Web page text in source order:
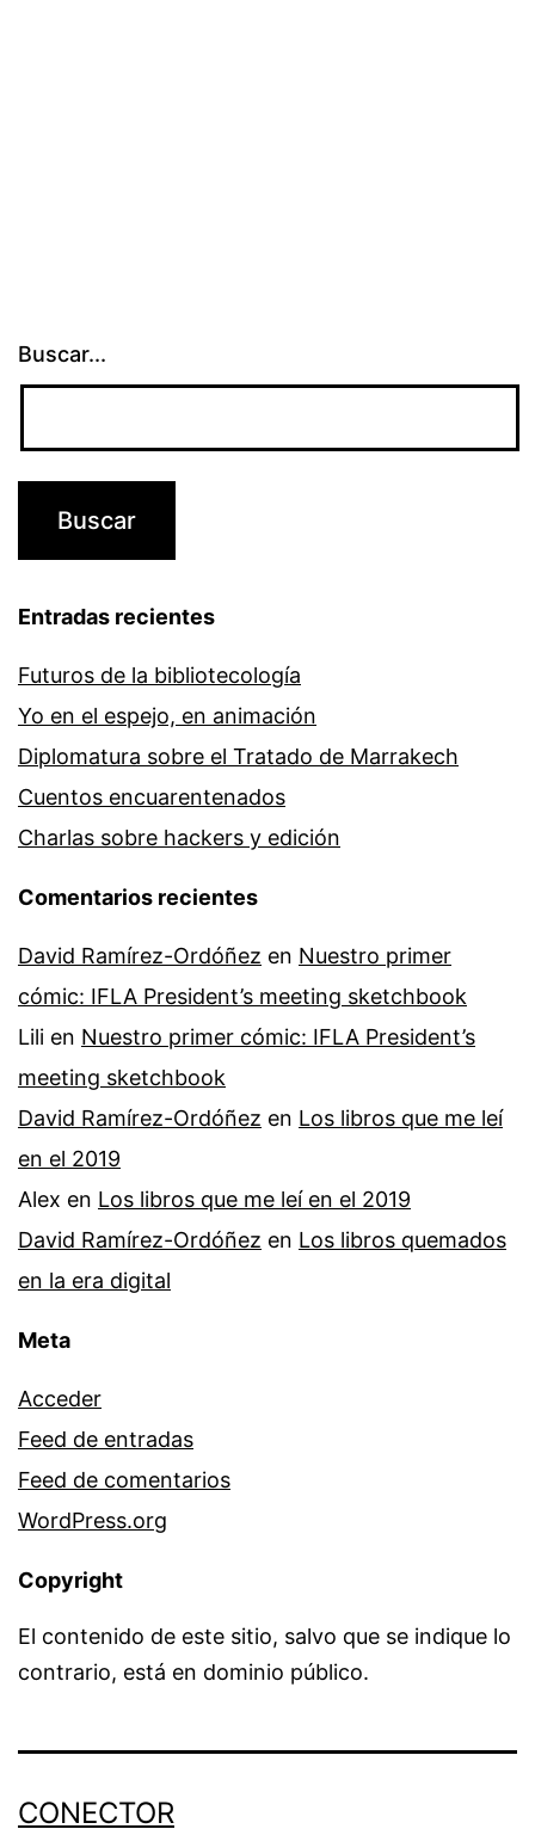
Buscar...
Entradas recientes
Futuros de la bibliotecología
Yo en el espejo, en animación
Diplomatura sobre el Tratado de Marrakech
Cuentos encuarentenados
Charlas sobre hackers y edición
Comentarios recientes
David Ramírez-Ordóñez en Nuestro primer
cómic: IFLA President’s meeting sketchbook
Lili en Nuestro primer cómic: IFLA President’s
meeting sketchbook
David Ramírez-Ordóñez en Los libros que me leí
en el 2019
Alex en Los libros que me leí en el 2019
David Ramírez-Ordóñez en Los libros quemados
en la era digital
Meta
Acceder
Feed de entradas
Feed de comentarios
WordPress.org
Copyright
El contenido de este sitio, salvo que se indique lo
contrario, está en dominio público.
CONECTOR